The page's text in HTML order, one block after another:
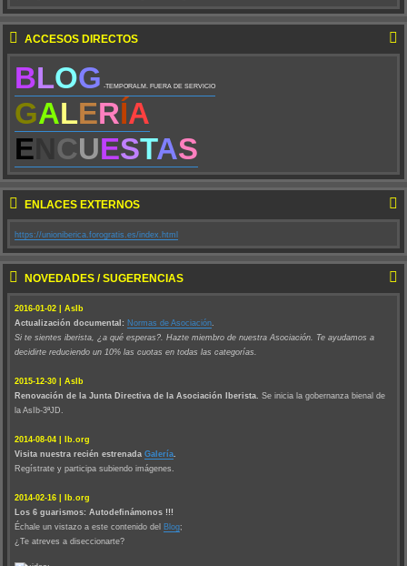
ACCESOS DIRECTOS
BLOG -TEMPORALM. FUERA DE SERVICIO
GALERÍA
E
CUESTAS
ENLACES EXTERNOS
https://unioniberica.forogratis.es/index.html
NOVEDADES / SUGERENCIAS
2016-01-02 | AsIb
Actualización documental: Normas de Asociación
Si te sientes iberista, ¿a qué esperas?. Hazte miembro de nuestra Asociación. Te ayudamos a
decidirte reduciendo un 10% las cuotas en todas las categorías.
2015-12-30 | AsIb
Renovación de la Junta Directiva de la Asociación Iberista. Se inicia la gobernanza bienal de
la AsIb-3ªJD.
2014-08-04 | Ib.org
Visita nuestra recién estrenada Galería
Regístrate y participa subiendo imágenes.
2014-02-16 | Ib.org
Los 6 guarismos: Autodefinámonos !!!
Échale un vistazo a este contenido del Blog;
¿Te atreves a diseccionarte?